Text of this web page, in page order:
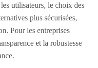
utilisateurs, le choix des
plus sécurisées,
Pour les entreprises
et la robustesse